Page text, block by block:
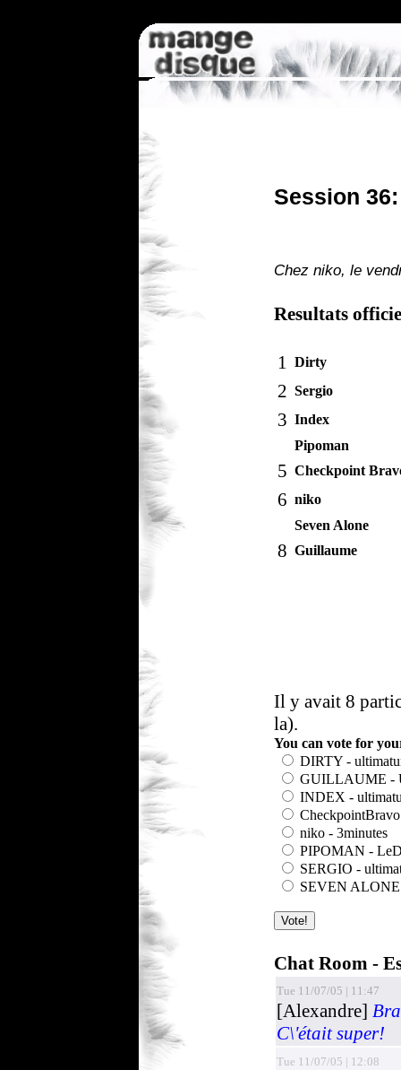
Session
Chez niko, le
Resultats
1 Dirty
2 Sergio
3 Index
Pipoman
5 Checkpoint
6 niko
Seven Alone
8 Guillaume
Il y avait 8
la).
You can vote for
DIRTY -
GUILLAUME -
INDEX -
niko - 3minutes
PIPOMAN -
SERGIO -
SEVEN ALONE
Chat Room -
Tue 11/07/05 | 11:47
[Alexandre]
C\'était super!
Tue 11/07/05 | 12:08